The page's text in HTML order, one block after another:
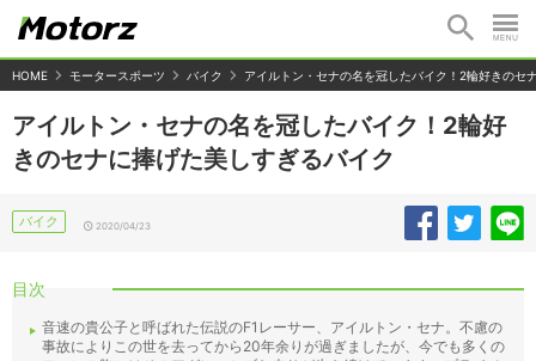
HOME モータースポーツ バイク アイルトン・セナの名を冠したバイク！2輪好きのセ
アイルトン・セナの名を冠したバイク！2輪好
きのセナに捧げた美しすぎるバイク
バイク 2020/04/23
目次
音速の貴公子と呼ばれた伝説のF1レーサー、アイルトン・セナ。不慮の
事故によりこの世を去ってから20年余りが過ぎましたが、今でも多くの